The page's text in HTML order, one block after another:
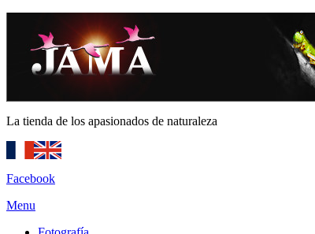
La tienda de los apasionados de naturaleza
Facebook
Menu